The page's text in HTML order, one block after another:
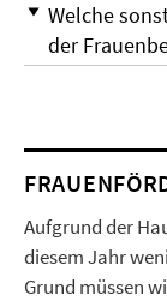
Welche
der
Aufgrund der
diesem Jahr
Grund müssen